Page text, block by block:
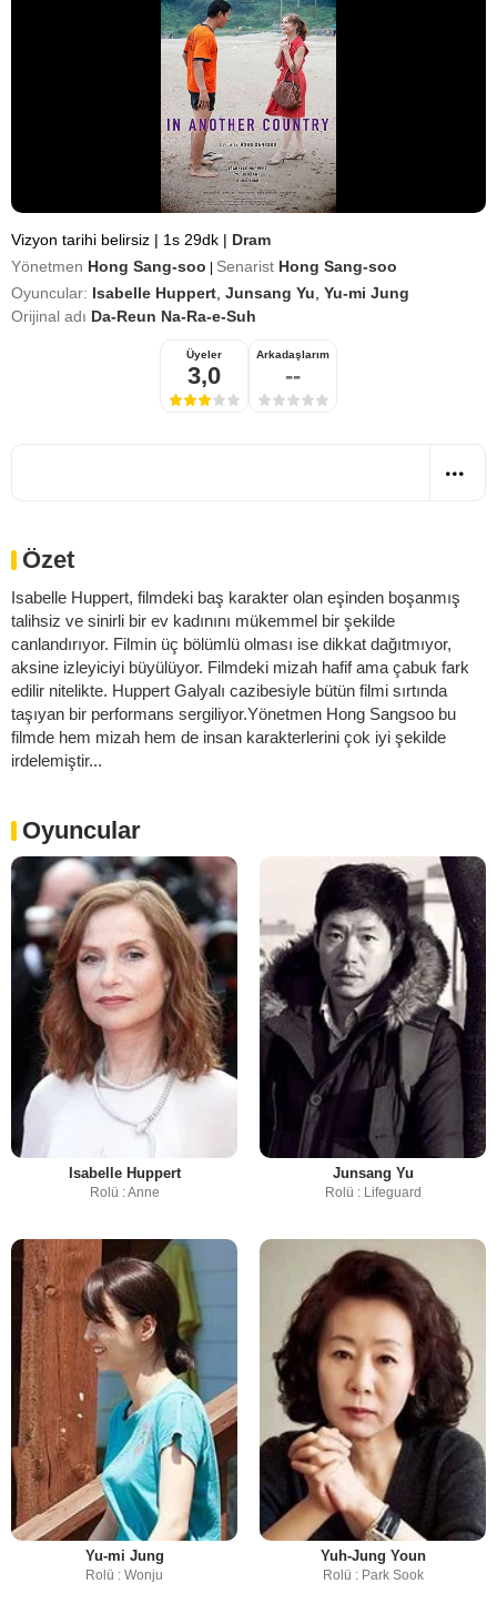
Vizyon tarihi belirsiz | 1s 29dk | Dram
Yönetmen Hong Sang-soo Senarist Hong Sang-soo
Oyuncular: Isabelle Huppert Junsang Yu Yu-mi Jung
Orijinal adı Da-Reun Na-Ra-e-Suh
Üyeler
3,0
Arkadaşlarım
--
Özet
Isabelle Huppert, filmdeki baş karakter olan eşinden boşanmış
talihsiz ve sinirli bir ev kadınını mükemmel bir şekilde
canlandırıyor. Filmin üç bölümlü olması ise dikkat dağıtmıyor,
aksine izleyiciyi büyülüyor. Filmdeki mizah hafif ama çabuk fark
edilir nitelikte. Huppert Galyalı cazibesiyle bütün filmi sırtında
taşıyan bir performans sergiliyor.Yönetmen Hong Sangsoo bu
filmde hem mizah hem de insan karakterlerini çok iyi şekilde
irdelemiştir...
Oyuncular
Isabelle Huppert
Rolü : Anne
Junsang Yu
Rolü : Lifeguard
Yu-mi Jung
Rolü : Wonju
Yuh-Jung Youn
Rolü : Park Sook